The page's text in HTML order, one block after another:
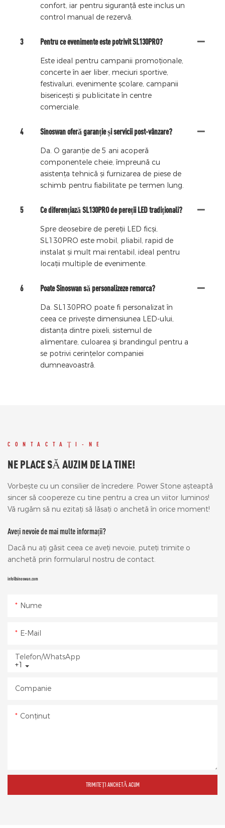
confort, iar pentru siguranță este inclus un
control manual de rezervă.
3 Pentru ce evenimente este potrivit SL130PRO?
Este ideal pentru campanii promoționale,
concerte în aer liber, meciuri sportive,
festivaluri, evenimente școlare, campanii
bisericești și publicitate în centre
comerciale.
4 Sinoswan oferă garanție și servicii post-vânzare?
Da. O garanție de 5 ani acoperă
componentele cheie, împreună cu
asistența tehnică și furnizarea de piese de
schimb pentru fiabilitate pe termen lung.
5 Ce diferențiază SL130PRO de pereții LED tradiționali?
Spre deosebire de pereții LED ficși,
SL130PRO este mobil, pliabil, rapid de
instalat și mult mai rentabil, ideal pentru
locații multiple de evenimente.
6 Poate Sinoswan să personalizeze remorca?
Da. SL130PRO poate fi personalizat în
ceea ce privește dimensiunea LED-ului,
distanța dintre pixeli, sistemul de
alimentare, culoarea și brandingul pentru a
se potrivi cerințelor companiei
dumneavoastră.
CONTACTAŢI-NE
NE PLACE SĂ AUZIM DE LA TINE!
Vorbește cu un consilier de încredere. Power Stone așteaptă
sincer să coopereze cu tine pentru a crea un viitor luminos!
Vă rugăm să nu ezitați să lăsați o anchetă în orice moment!
Aveți nevoie de mai multe informații?
Dacă nu ați găsit ceea ce aveți nevoie, puteți trimite o
anchetă prin formularul nostru de contact.
info@sinoswan.com
Nume
E-Mail
+1
Telefon/WhatsApp
Companie
Conţinut
TRIMITEȚI ANCHETĂ ACUM